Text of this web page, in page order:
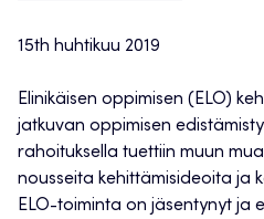
15th huhtikuu 2019
Elinikäisen oppimisen (ELO)
jatkuvan oppimisen
rahoituksella tuettiin muun
nousseita kehittämisideoita ja
ELO-toiminta on jäsentynyt ja